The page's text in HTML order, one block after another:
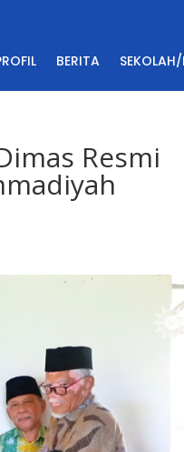
BERITA
Resmi